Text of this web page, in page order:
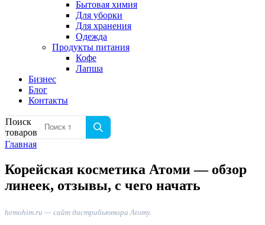
Бытовая химия
Для уборки
Для хранения
Одежда
Продукты питания
Кофе
Лапша
Бизнес
Блог
Контакты
Поиск
товаров
Главная
Корейская косметика Атоми — обзор
линеек, отзывы, с чего начать
hemohim.ru — сайт дистрибьютора Atomy.